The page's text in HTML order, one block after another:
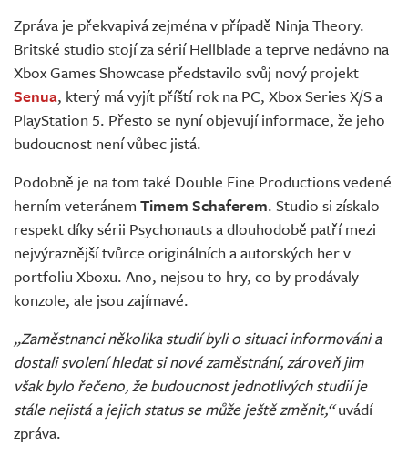
Zpráva je překvapivá zejména v případě Ninja Theory.
Britské studio stojí za sérií Hellblade a teprve nedávno na
Xbox Games Showcase představilo svůj nový projekt
Senua, který má vyjít příští rok na PC, Xbox Series X/S a
PlayStation 5. Přesto se nyní objevují informace, že jeho
budoucnost není vůbec jistá.
Podobně je na tom také Double Fine Productions vedené
herním veteránem Timem Schaferem. Studio si získalo
respekt díky sérii Psychonauts a dlouhodobě patří mezi
nejvýraznější tvůrce originálních a autorských her v
portfoliu Xboxu. Ano, nejsou to hry, co by prodávaly
konzole, ale jsou zajímavé.
„Zaměstnanci několika studií byli o situaci informováni a
dostali svolení hledat si nové zaměstnání, zároveň jim
však bylo řečeno, že budoucnost jednotlivých studií je
stále nejistá a jejich status se může ještě změnit,“uvádí
zpráva.